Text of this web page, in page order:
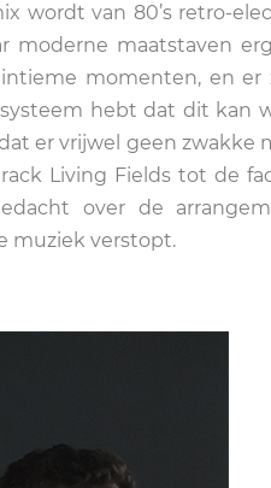
wordt van 80’s retro-
moderne maatstaven
momenten, en er
hebt dat dit kan
er vrijwel geen zwakke
Living Fields tot de
over de
muziek verstopt.